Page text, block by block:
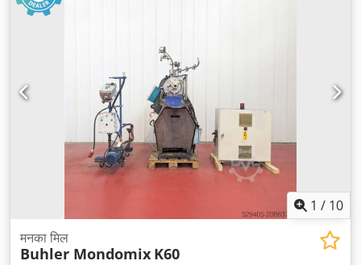
1 / 10
मनका मिल
Buhler Mondomix K60